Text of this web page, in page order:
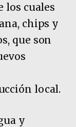
los cuales
chips y
que son
local.
y